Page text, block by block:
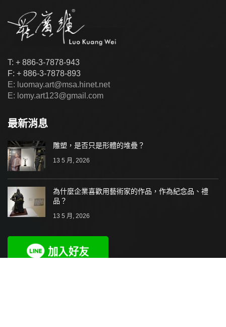
T: + 886-3-7878-943
F: + 886-3-7878-893
E: luomay.art@msa.hinet.net
E: lomy.art123@gmail.com
最新消息
雕塑，是否只是形體的堆疊？
13 5 月, 2026
為什麼企業喜歡用藝術家的作品，作為紀念品、禮
品？
13 5 月, 2026